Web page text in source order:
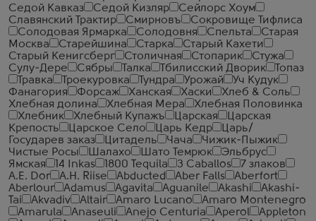
Седой Кавказ
Седой Кизляр
Сейлорс Хоум
Славянский Трактир
Смирновъ
Сокровище Тифлиса
Солодовая Ярмарка
Солодовня Спельта
Старая
Москва
Старейшина Старка
Старый Кахети
Старый Кенигсберг
Столичная Стопарик
Стужа
Сулу-Дере
Сябры Талка Тбилисский Дворик
Топаз
Травка
Троекуровка Тундра Урожай
Уч Кудук
Фанагория
Форсаж Ханская Хаски
Хлеб & Соль
Хлебная долина
Хлебная Мера
Хлебная Половинка
Хлебник
Хлебный Купажъ Царская
Царская
Крепость
Царское Село Царь Кедр
Царь/
Государев заказ
Цитадель Чача
Чижик-Пыжик
Чистые Росы
Шалахо Шато Темрюк
Эльбрус
Ямская
14 Inkas 1800 Tequila 3 Caballos
7 злаков
A.E. Dor
A.H. Riise Abducted Aber Falls
Aberfort
Aberlour
Adamus Agavita Aguanile Akashi
Akashi-
Tai
Akvadiv Altair Amaro Lucano
Amaro Montenegro
Amarula
Anaseuli Anejo Centuria Aperol
Appleton